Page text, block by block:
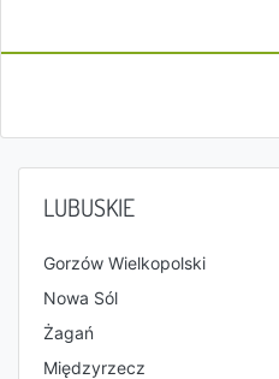
LUBUSKIE
Gorzów Wielkopolski
Nowa Sól
Żagań
Międzyrzecz